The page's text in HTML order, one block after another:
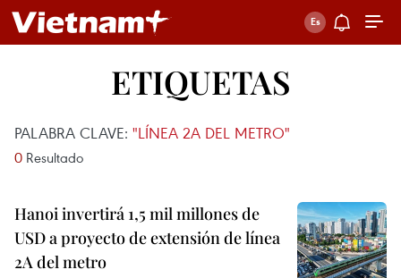
ETIQUETAS
PALABRA CLAVE: "LÍNEA 2A DEL METRO"
0 Resultado
Hanoi invertirá 1,5 mil millones de
USD a proyecto de extensión de línea
2A del metro